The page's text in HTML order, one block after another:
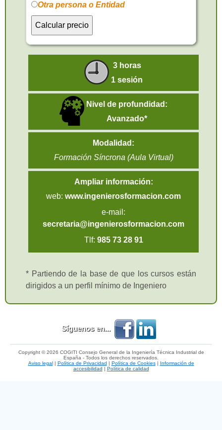
Otra persona o Entidad
3 horas
1 sesión
Nivel de profundidad:
Avanzado*
Modalidad:
Formación Síncrona (Aula Virtual)
Ampliar información:
web: www.ingenierosformacion.com
e-mail:
secretaria@ingenierosformacion.com
Tlf: 985 73 28 91
* Partiendo de la base de que los cursos están
dirigidos a un perfil mínimo de Ingeniero
Síguenos en...
Copyright © 2026 COGITI Consejo General de la Ingeniería Técnica Industrial de
España - Todos los derechos reservados.
Aviso legal| Política de Privacidad | Política de Cookies| Información de
accesibilidad | Política de calidad